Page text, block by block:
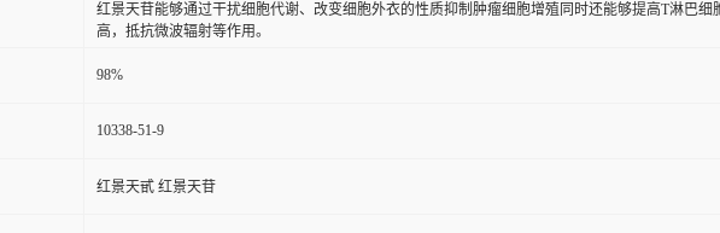
红景天苷能够通过干扰细胞代谢、改变细胞外衣的性质抑制肿瘤细胞增殖同时还能够提高T淋巴
高，抵抗微波辐射等作用。
98%
10338-51-9
红景天甙 红景天苷